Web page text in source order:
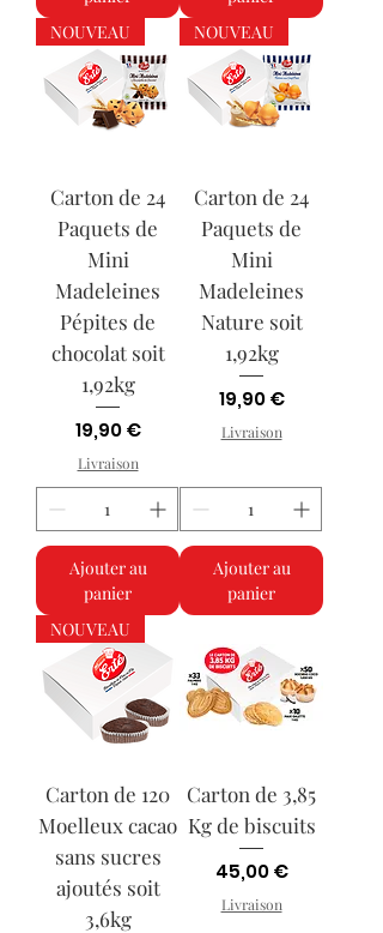
NOUVEAU
Carton de 24
Paquets de
Mini
Madeleines
Pépites de
chocolat soit
1,92kg
Prix
19,90 €
Livraison
Ajouter au
panier
NOUVEAU
Carton de 24
Paquets de
Mini
Madeleines
Nature soit
1,92kg
Prix
19,90 €
Livraison
Ajouter au
panier
NOUVEAU
Carton de 120
Moelleux cacao
sans sucres
ajoutés soit
3,6kg
Carton de 3,85
Kg de biscuits
Prix
45,00 €
Livraison